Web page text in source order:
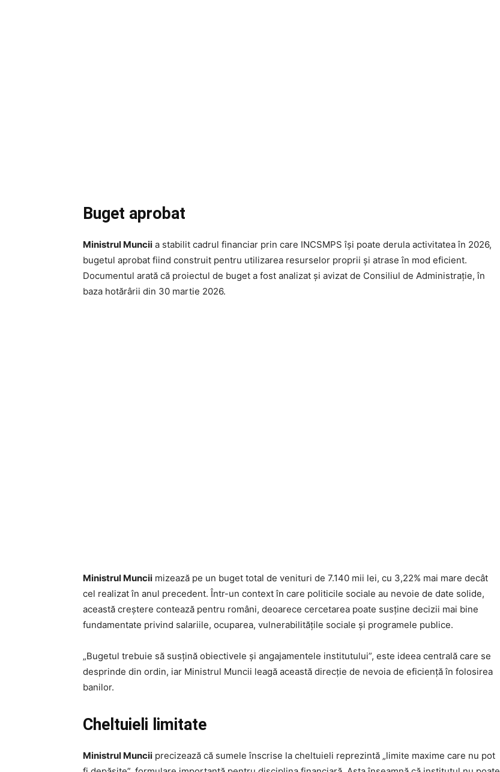
Buget aprobat
Ministrul Muncii a stabilit cadrul financiar prin care INCSMPS își poate derula activitatea în 2026,
bugetul aprobat fiind construit pentru utilizarea resurselor proprii și atrase în mod eficient.
Documentul arată că proiectul de buget a fost analizat și avizat de Consiliul de Administrație, în
baza hotărârii din 30 martie 2026.
Ministrul Muncii mizează pe un buget total de venituri de 7.140 mii lei, cu 3,22% mai mare decât
cel realizat în anul precedent. Într-un context în care politicile sociale au nevoie de date solide,
această creștere contează pentru români, deoarece cercetarea poate susține decizii mai bine
fundamentate privind salariile, ocuparea, vulnerabilitățile sociale și programele publice.
„Bugetul trebuie să susțină obiectivele și angajamentele institutului”, este ideea centrală care se
desprinde din ordin, iar Ministrul Muncii leagă această direcție de nevoia de eficiență în folosirea
banilor.
Cheltuieli limitate
Ministrul Muncii precizează că sumele înscrise la cheltuieli reprezintă „limite maxime care nu pot